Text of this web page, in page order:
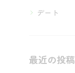
デート
最近の投稿